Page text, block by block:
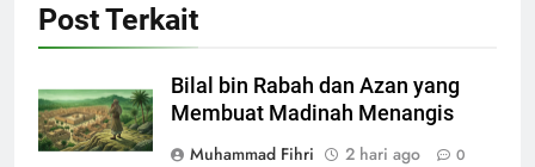
Post Terkait
Bilal bin Rabah dan Azan yang
Membuat Madinah Menangis
Muhammad Fihri
2 hari ago 0